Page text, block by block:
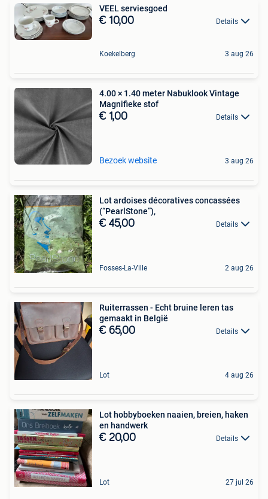
VEEL serviesgoed
€ 10,00 Details
Koekelberg 3 aug 26
4.00 × 1.40 meter Nabuklook Vintage
Magnifieke stof
€ 1,00 Details
Bezoek website 3 aug 26
Lot ardoises décoratives concassées
(“PearlStone”),
€ 45,00 Details
Fosses-La-Ville 2 aug 26
Ruiterrassen - Echt bruine leren tas
gemaakt in België
€ 65,00 Details
Lot 4 aug 26
Lot hobbyboeken naaien, breien, haken
en handwerk
€ 20,00 Details
Lot 27 jul 26